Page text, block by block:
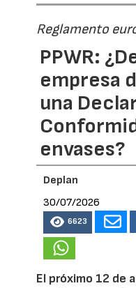
Reglamento
PPWR:
empresa
una
envases?
Deplan
30/07/2026
6623
El próximo 12 de